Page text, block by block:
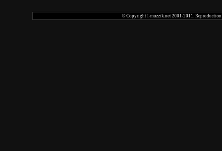
© Copyright I-muzzik.net 2001-2011. Reproduction